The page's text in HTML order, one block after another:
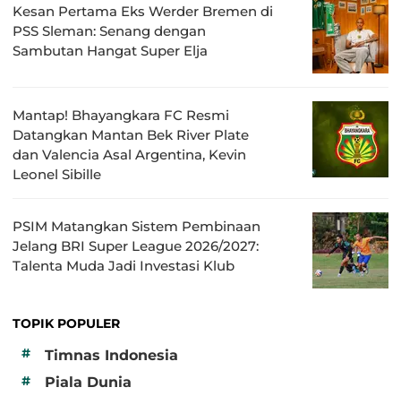
Kesan Pertama Eks Werder Bremen di
PSS Sleman: Senang dengan
Sambutan Hangat Super Elja
Mantap! Bhayangkara FC Resmi
Datangkan Mantan Bek River Plate
dan Valencia Asal Argentina, Kevin
Leonel Sibille
PSIM Matangkan Sistem Pembinaan
Jelang BRI Super League 2026/2027:
Talenta Muda Jadi Investasi Klub
TOPIK POPULER
#
Timnas Indonesia
# Piala Dunia